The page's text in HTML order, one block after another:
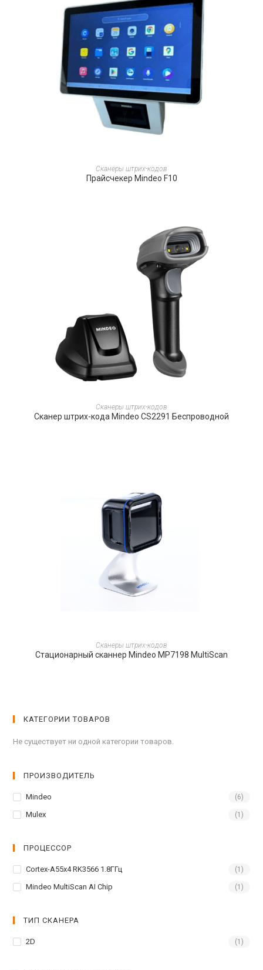
ПОДРОБНЕЕ
Сканеры штрих-кодов
Прайсчекер Mindeo F10
ПОДРОБНЕЕ
Сканеры штрих-кодов
Сканер штрих-кода Mindeo CS2291 Беспроводной
ПОДРОБНЕЕ
Сканеры штрих-кодов
Стационарный сканнер Mindeo MP7198 MultiScan
КАТЕГОРИИ ТОВАРОВ
Не существует ни одной категории товаров.
ПРОИЗВОДИТЕЛЬ
Mindeo (6)
Mulex (1)
ПРОЦЕССОР
Cortex-A55x4 RK3566 1.8ГГц (1)
Mindeo MultiScan AI Chip (1)
ТИП СКАНЕРА
2D (1)